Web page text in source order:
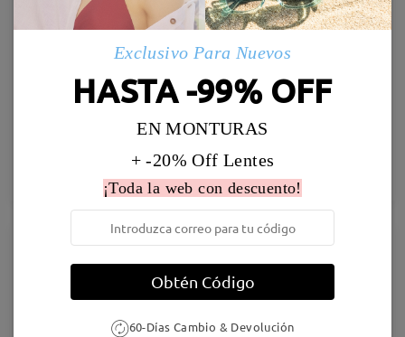
Probar
M67249
Probar
Exclusivo Para Nuevos
HASTA -99% OFF
EN MONTURAS
+ -20% Off Lentes
¡Toda la web con descuento!
Obtén Código
60-Días Cambio & Devolución